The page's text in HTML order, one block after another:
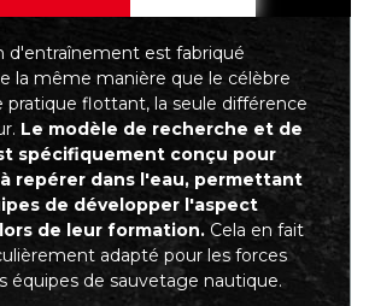
d'entraînement est fabriqué
la même manière que le célèbre
pratique flottant, la seule différence
Le modèle de recherche et de
spécifiquement conçu pour
repérer dans l'eau, permettant
de développer l'aspect
de leur formation.Cela en fait
adapté pour les forces
équipes de sauvetage nautique.